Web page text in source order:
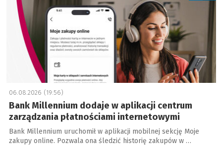
06.08.2026 (19:56)
Bank Millennium dodaje w aplikacji centrum
zarządzania płatnościami internetowymi
Bank Millennium uruchomił w aplikacji mobilnej sekcję Moje
zakupy online. Pozwala ona śledzić historię zakupów w …